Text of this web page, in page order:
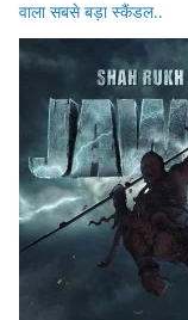
वाला सबसे बड़ा स्कैंडल..